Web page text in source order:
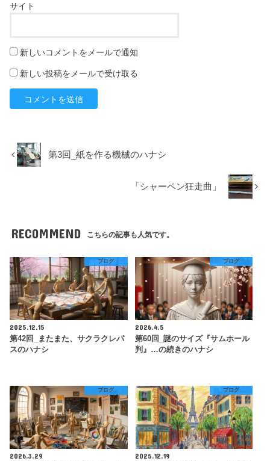
サイト
新しいコメントをメールで通知
新しい投稿をメールで受け取る
第3回_紙を作る機械のハナシ
「シャーペン狂走曲」
RECOMMEND こちらの記事も人気です。
ブログ
2025.12.15
第42回_またまた、サクラクレパ
スのハナシ
ブログ
2026.4.5
第60回_謎のサイズ『サムホール
判』…の続きのハナシ
ブログ
2026.3.29
ブログ
2025.12.19